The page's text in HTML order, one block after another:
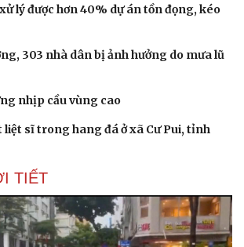
lý được hơn 40% dự án tồn đọng, kéo
303 nhà dân bị ảnh hưởng do mưa lũ
nhịp cầu vùng cao
liệt sĩ trong hang đá ở xã Cư Pui, tỉnh
TIẾT